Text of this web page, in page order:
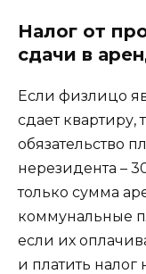
Налог от
сдачи в
Если физлицо
сдает квартиру,
обязательство
нерезидента –
только сумма
коммунальные
если их
и платить налог